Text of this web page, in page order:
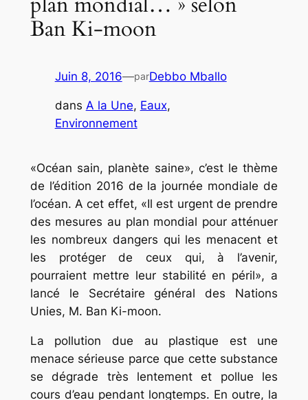
Ban Ki-moon
Juin 8, 2016—parDebbo Mballo
dans A la Une, Eaux
Environnement
«Océan sain, planète saine», c’est le thème
de l’édition 2016 de la journée mondiale de
l’océan. A cet effet, «Il est urgent de prendre
des mesures au plan mondial pour atténuer
les nombreux dangers qui les menacent et
les protéger de ceux qui, à l’avenir,
pourraient mettre leur stabilité en péril», a
lancé le Secrétaire général des Nations
Unies, M. Ban Ki-moon.
La pollution due au plastique est une
menace sérieuse parce que cette substance
se dégrade très lentement et pollue les
cours d’eau pendant longtemps. En outre, la